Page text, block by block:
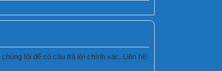
tôi để có câu trả lời chính xác. Liên hệ: